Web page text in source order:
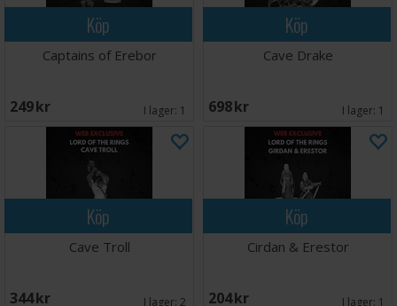
Köp
Captains of Erebor
249 SEK I lager: 1
Köp
Cave Drake
698 SEK I lager: 1
Köp
Cave Troll
344 SEK I lager: 2
Köp
Cirdan & Erestor
204 SEK I lager: 1